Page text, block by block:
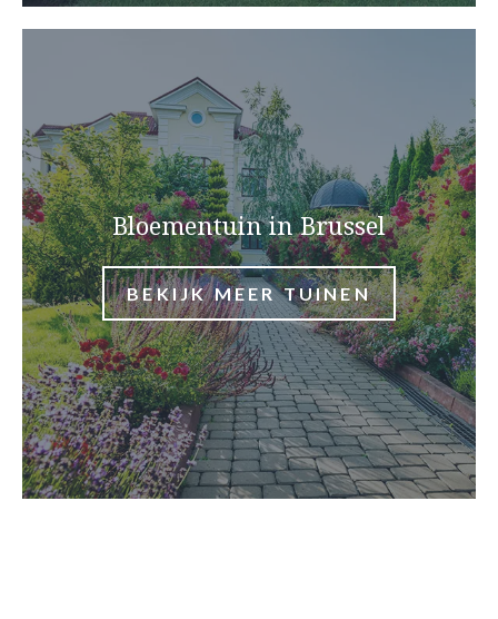
Bloementuin in Brussel
BEKIJK MEER TUINEN